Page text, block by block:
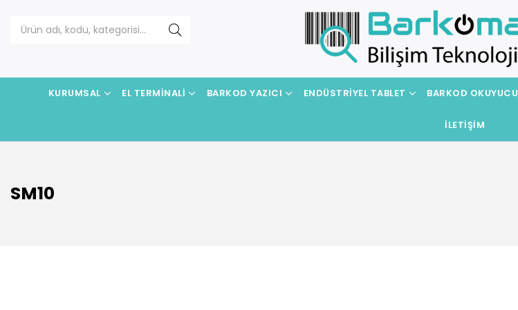
KURUMSAL EL TERMINALI BARKOD YAZICI ENDÜSTRIYEL TABLET BARKOD OKUYUCU
İLETIŞIM
SM10